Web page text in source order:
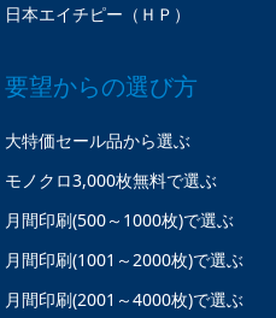
日本エイチピー（ＨＰ）
要望からの選び方
大特価セール品から選ぶ
モノクロ3,000枚無料で選ぶ
月間印刷(500～1000枚)で選ぶ
月間印刷(1001～2000枚)で選ぶ
月間印刷(2001～4000枚)で選ぶ